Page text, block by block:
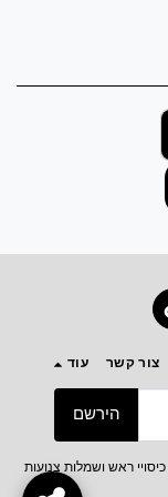
צור קשר עוד
הירשם